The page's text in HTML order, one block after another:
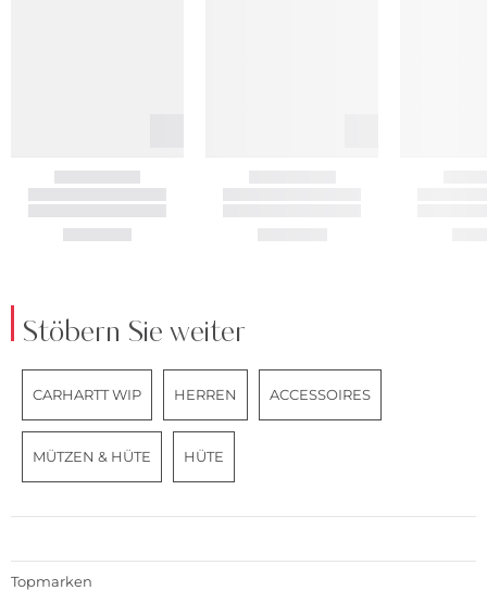
Stöbern Sie weiter
CARHARTT WIP HERREN ACCESSOIRES
MÜTZEN & HÜTE HÜTE
Topmarken